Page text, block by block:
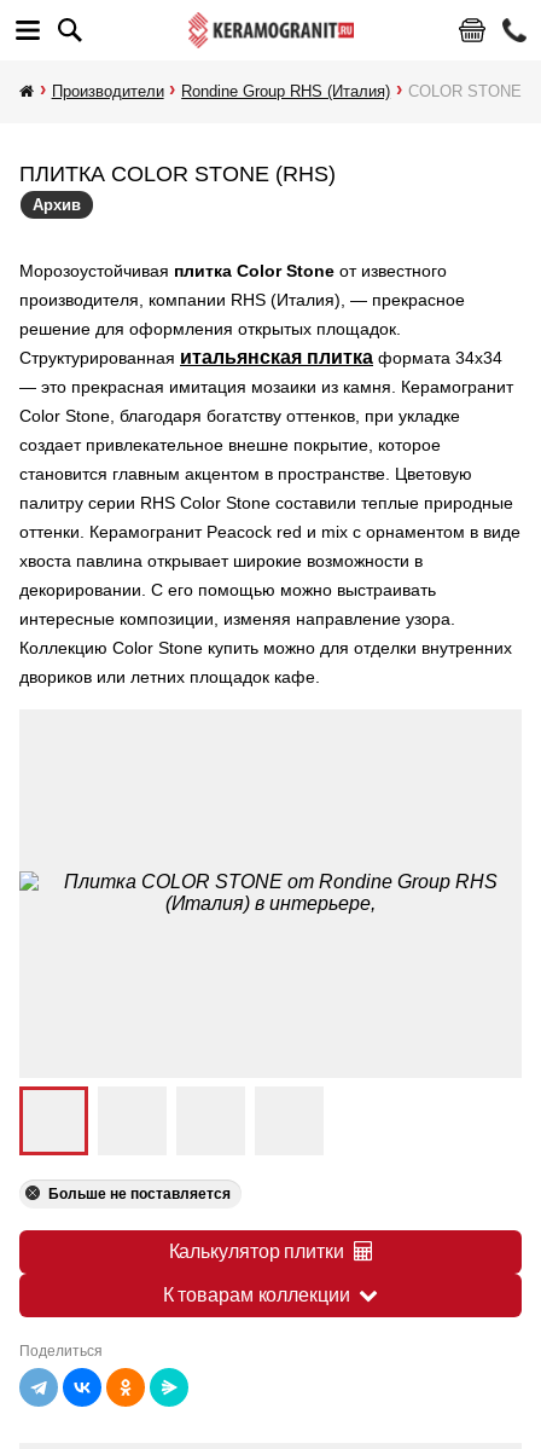
Производители Rondine Group RHS (Италия) COLOR STONE
ПЛИТКА COLOR STONE (RHS)
Архив
Морозоустойчивая плитка Color Stone от известного
производителя, компании RHS (Италия), — прекрасное
решение для оформления открытых площадок.
Структурированная итальянская плитка формата 34х34
— это прекрасная имитация мозаики из камня. Керамогранит
Color Stone, благодаря богатству оттенков, при укладке
создает привлекательное внешне покрытие, которое
становится главным акцентом в пространстве. Цветовую
палитру серии RHS Color Stone составили теплые природные
оттенки. Керамогранит Peacock red и mix с орнаментом в виде
хвоста павлина открывает широкие возможности в
декорировании. С его помощью можно выстраивать
интересные композиции, изменяя направление узора.
Коллекцию Color Stone купить можно для отделки внутренних
двориков или летних площадок кафе.
Больше не поставляется
Калькулятор плитки
К товарам коллекции
Поделиться